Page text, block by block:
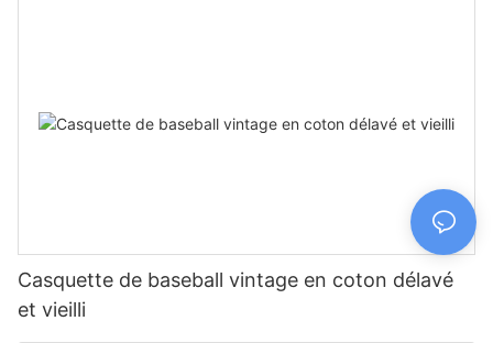
Casquette de baseball vintage en coton délavé
et vieilli